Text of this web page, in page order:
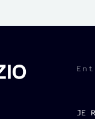
JE